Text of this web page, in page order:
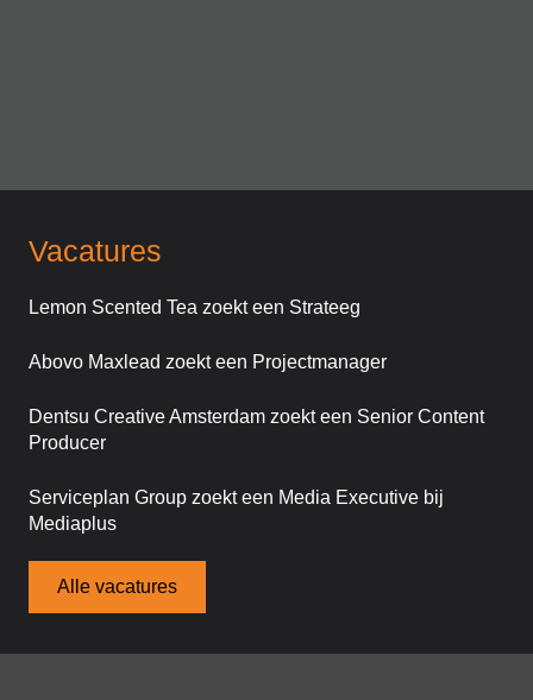
Vacatures
Lemon Scented Tea zoekt een Strateeg
Abovo Maxlead zoekt een Projectmanager
Dentsu Creative Amsterdam zoekt een Senior Content
Producer
Serviceplan Group zoekt een Media Executive bij
Mediaplus
Alle vacatures